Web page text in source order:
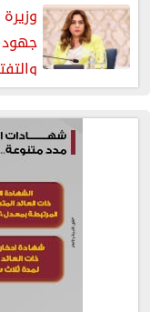
جهود